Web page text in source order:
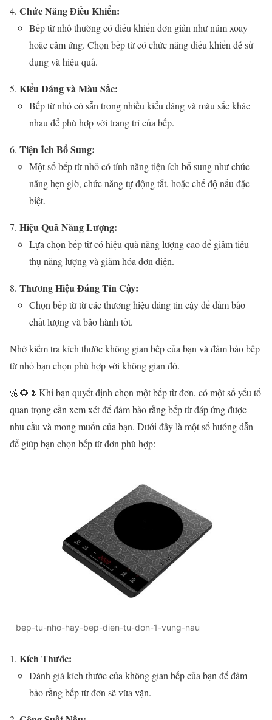
Chức Năng Điều Khiển:
Bếp từ nhỏ thường có điều khiển đơn giản như núm xoay
hoặc cảm ứng. Chọn bếp từ có chức năng điều khiển dễ sử
dụng và hiệu quả.
Kiểu Dáng và Màu Sắc:
Bếp từ nhỏ có sẵn trong nhiều kiểu dáng và màu sắc khác
nhau để phù hợp với trang trí của bếp.
Tiện Ích Bổ Sung:
Một số bếp từ nhỏ có tính năng tiện ích bổ sung như chức
năng hẹn giờ, chức năng tự động tắt, hoặc chế độ nấu đặc
biệt.
Hiệu Quả Năng Lượng:
Lựa chọn bếp từ có hiệu quả năng lượng cao để giảm tiêu
thụ năng lượng và giảm hóa đơn điện.
Thương Hiệu Đáng Tin Cậy:
Chọn bếp từ từ các thương hiệu đáng tin cậy để đảm bảo
chất lượng và bảo hành tốt.
Nhớ kiểm tra kích thước không gian bếp của bạn và đảm bảo bếp
từ nhỏ bạn chọn phù hợp với không gian đó.
🌼🌻🌷Khi bạn quyết định chọn một bếp từ đơn, có một số yếu tố
quan trọng cần xem xét để đảm bảo rằng bếp từ đáp ứng được
nhu cầu và mong muốn của bạn. Dưới đây là một số hướng dẫn
để giúp bạn chọn bếp từ đơn phù hợp:
bep-tu-nho-hay-bep-dien-tu-don-1-vung-nau
Kích Thước:
Đánh giá kích thước của không gian bếp của bạn để đảm
bảo rằng bếp từ đơn sẽ vừa vặn.